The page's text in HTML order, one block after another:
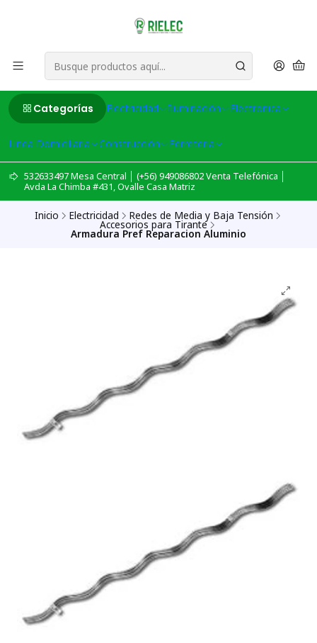
Categorías Electricidad Iluminación Electronica
Linea Domiciliaria Construcción Ferreteria
532633497 Mesa Central │ (+56) 949086802 Venta Telefónica │
Avda La Chimba #431, Ovalle Casa Matriz
Inicio Electricidad Redes de Media y Baja Tensión
Accesorios para Tirante
Armadura Pref Reparacion Aluminio